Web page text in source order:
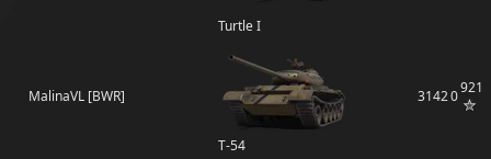
Turtle I
MalinaVL [BWR]
Т-54
31420921